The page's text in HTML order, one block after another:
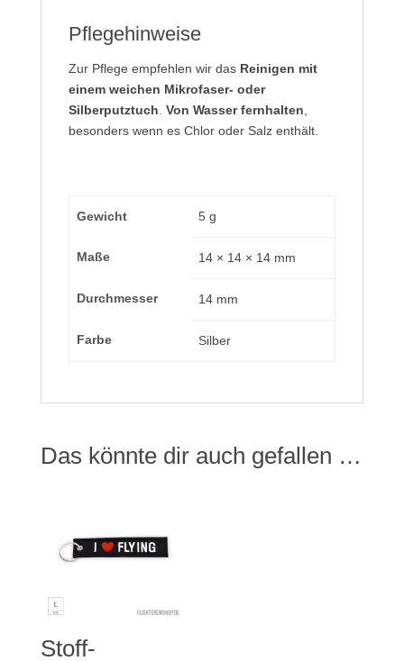
Pflegehinweise
Zur Pflege empfehlen wir das Reinigen mit
einem weichen Mikrofaser- oder
Silberputztuch. Von Wasser fernhalten,
besonders wenn es Chlor oder Salz enthält.
Gewicht 5 g
Maße 14 × 14 × 14 mm
Durchmesser 14 mm
Farbe Silber
Das könnte dir auch gefallen …
Stoff-